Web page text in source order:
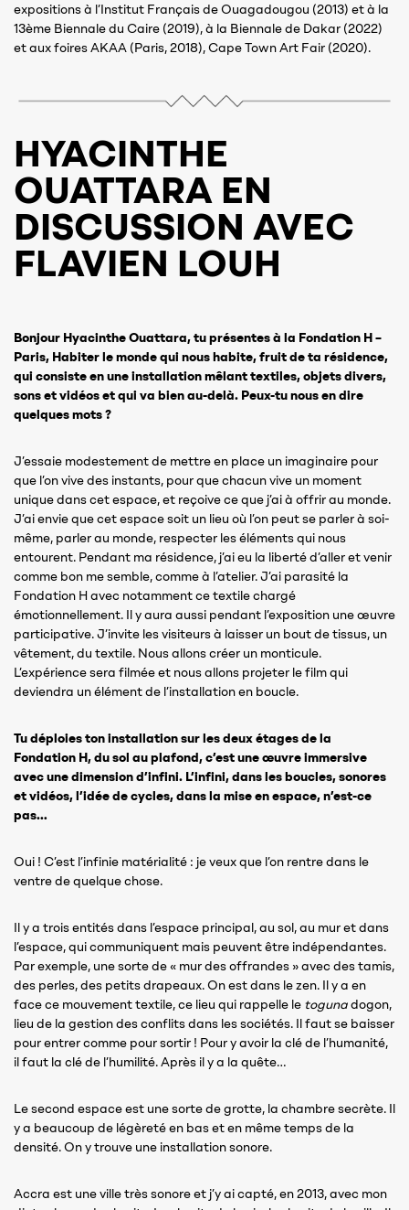
expositions à l’Institut Français de Ouagadougou (2013) et à la
13ème Biennale du Caire (2019), à la Biennale de Dakar (2022)
et aux foires AKAA (Paris, 2018), Cape Town Art Fair (2020).
HYACINTHE
OUATTARA EN
DISCUSSION AVEC
FLAVIEN LOUH
Bonjour Hyacinthe Ouattara, tu présentes à la Fondation H –
Paris, Habiter le monde qui nous habite, fruit de ta résidence,
qui consiste en une installation mêlant textiles, objets divers,
sons et vidéos et qui va bien au-delà. Peux-tu nous en dire
quelques mots ?
J’essaie modestement de mettre en place un imaginaire pour
que l’on vive des instants, pour que chacun vive un moment
unique dans cet espace, et reçoive ce que j’ai à offrir au monde.
J’ai envie que cet espace soit un lieu où l’on peut se parler à soi-
même, parler au monde, respecter les éléments qui nous
entourent. Pendant ma résidence, j’ai eu la liberté d’aller et venir
comme bon me semble, comme à l’atelier. J’ai parasité la
Fondation H avec notamment ce textile chargé
émotionnellement. Il y aura aussi pendant l’exposition une œuvre
participative. J’invite les visiteurs à laisser un bout de tissus, un
vêtement, du textile. Nous allons créer un monticule.
L’expérience sera filmée et nous allons projeter le film qui
deviendra un élément de l’installation en boucle.
Tu déploies ton installation sur les deux étages de la
Fondation H, du sol au plafond, c’est une œuvre immersive
avec une dimension d’infini. L’infini, dans les boucles, sonores
et vidéos, l’idée de cycles, dans la mise en espace, n’est-ce
pas…
Oui ! C’est l’infinie matérialité : je veux que l’on rentre dans le
ventre de quelque chose.
Il y a trois entités dans l’espace principal, au sol, au mur et dans
l’espace, qui communiquent mais peuvent être indépendantes.
Par exemple, une sorte de « mur des offrandes » avec des tamis,
des perles, des petits drapeaux. On est dans le zen. Il y a en
face ce mouvement textile, ce lieu qui rappelle le togunadogon,
lieu de la gestion des conflits dans les sociétés. Il faut se baisser
pour entrer comme pour sortir ! Pour y avoir la clé de l’humanité,
il faut la clé de l’humilité. Après il y a la quête…
Le second espace est une sorte de grotte, la chambre secrète. Il
y a beaucoup de légèreté en bas et en même temps de la
densité. On y trouve une installation sonore.
Accra est une ville très sonore et j’y ai capté, en 2013, avec mon